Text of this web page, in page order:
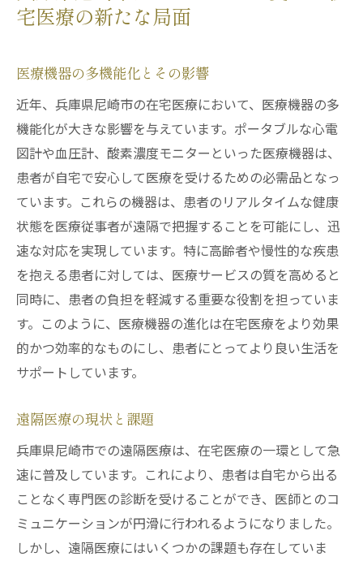
宅医療の新たな局面
医療機器の多機能化とその影響
近年、兵庫県尼崎市の在宅医療において、医療機器の多
機能化が大きな影響を与えています。ポータブルな心電
図計や血圧計、酸素濃度モニターといった医療機器は、
患者が自宅で安心して医療を受けるための必需品となっ
ています。これらの機器は、患者のリアルタイムな健康
状態を医療従事者が遠隔で把握することを可能にし、迅
速な対応を実現しています。特に高齢者や慢性的な疾患
を抱える患者に対しては、医療サービスの質を高めると
同時に、患者の負担を軽減する重要な役割を担っていま
す。このように、医療機器の進化は在宅医療をより効果
的かつ効率的なものにし、患者にとってより良い生活を
サポートしています。
遠隔医療の現状と課題
兵庫県尼崎市での遠隔医療は、在宅医療の一環として急
速に普及しています。これにより、患者は自宅から出る
ことなく専門医の診断を受けることができ、医師とのコ
ミュニケーションが円滑に行われるようになりました。
しかし、遠隔医療にはいくつかの課題も存在していま